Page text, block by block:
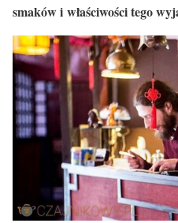
smaków i właściwości tego